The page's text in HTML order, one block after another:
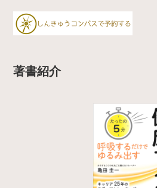
m
著書紹介